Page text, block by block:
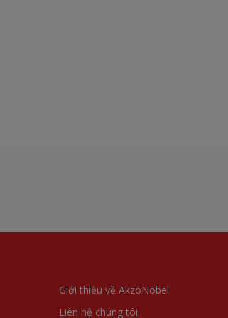
Giới thiệu về AkzoNobel
Liên hệ chúng tôi